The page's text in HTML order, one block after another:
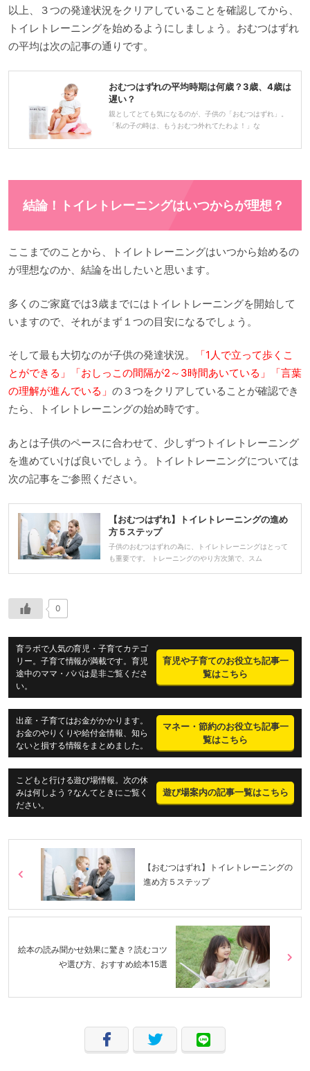
以上、３つの発達状況をクリアしていることを確認してから、
トイレトレーニングを始めるようにしましょう。おむつはずれ
の平均は次の記事の通りです。
おむつはずれの平均時期は何歳？3歳、4歳は
遅い？
親としてとても気になるのが、子供の「おむつはずれ」。
「私の子の時は、もうおむつ外れてたわよ！」な
結論！トイレトレーニングはいつからが理想？
ここまでのことから、トイレトレーニングはいつから始めるの
が理想なのか、結論を出したいと思います。
多くのご家庭では3歳までにはトイレトレーニングを開始して
いますので、それがまず１つの目安になるでしょう。
そして最も大切なのが子供の発達状況。
「1人で立って歩くこ
とができる」「おしっこの間隔が2～3時間あいている」「言葉
の理解が進んでいる」 の３つをクリアしていることが確認でき
たら、トイレトレーニングの始め時です。
あとは子供のペースに合わせて、少しずつトイレトレーニング
を進めていけば良いでしょう。トイレトレーニングについては
次の記事をご参照ください。
【おむつはずれ】トイレトレーニングの進め
方５ステップ
子供のおむつはずれの為に、トイレトレーニングはとって
も重要です。 トレーニングのやり方次第で、スム
0
育ラボで人気の育児・子育てカテゴ
リー。子育て情報が満載です。育児
途中のママ・パパは是非ご覧くださ
い。
育児や子育てのお役立ち記事一
覧はこちら
出産・子育てはお金がかかります。
お金のやりくりや給付金情報、知ら
ないと損する情報をまとめました。
マネー・節約のお役立ち記事一
覧はこちら
こどもと行ける遊び場情報。次の休
みは何しよう？なんてときにご覧く
ださい。
遊び場案内の記事一覧はこちら
【おむつはずれ】トイレトレーニングの
進め方５ステップ
絵本の読み聞かせ効果に驚き？読むコツ
や選び方、おすすめ絵本15選